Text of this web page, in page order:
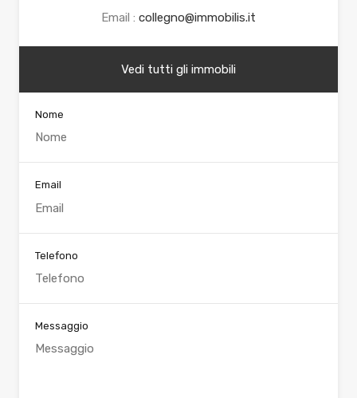
Email : collegno@immobilis.it
Vedi tutti gli immobili
Nome
Email
Telefono
Messaggio